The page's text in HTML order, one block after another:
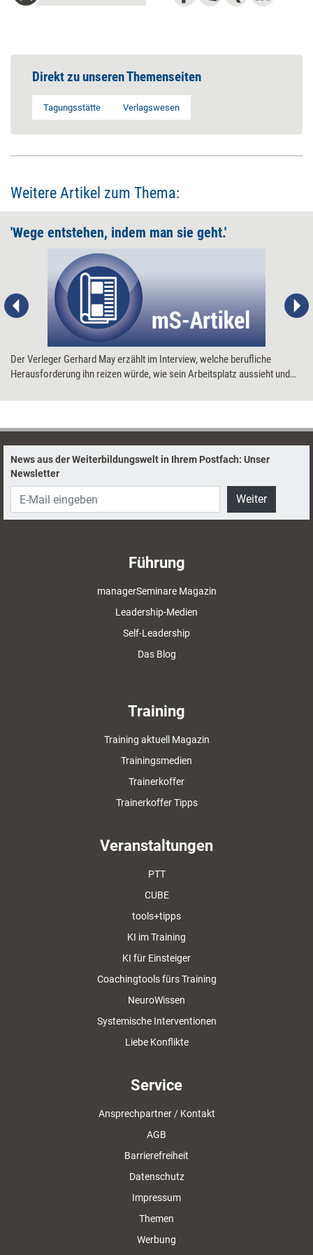
Direkt zu unseren Themenseiten
Tagungsstätte Verlagswesen
Weitere Artikel zum Thema:
'Wege entstehen, indem man sie geht.'
Der Verleger Gerhard May erzählt im Interview, welche berufliche
Herausforderung ihn reizen würde, wie sein Arbeitsplatz aussieht und
News aus der Weiterbildungswelt in Ihrem Postfach: Unser
Newsletter
Weiter
Führung
managerSeminare Magazin
Leadership-Medien
Self-Leadership
Das Blog
Training
Training aktuell Magazin
Trainingsmedien
Trainerkoffer
Trainerkoffer Tipps
Veranstaltungen
PTT
CUBE
tools+tipps
KI im Training
KI für Einsteiger
Coachingtools fürs Training
NeuroWissen
Systemische Interventionen
Liebe Konflikte
Service
Ansprechpartner / Kontakt
AGB
Barrierefreiheit
Datenschutz
Impressum
Themen
Werbung